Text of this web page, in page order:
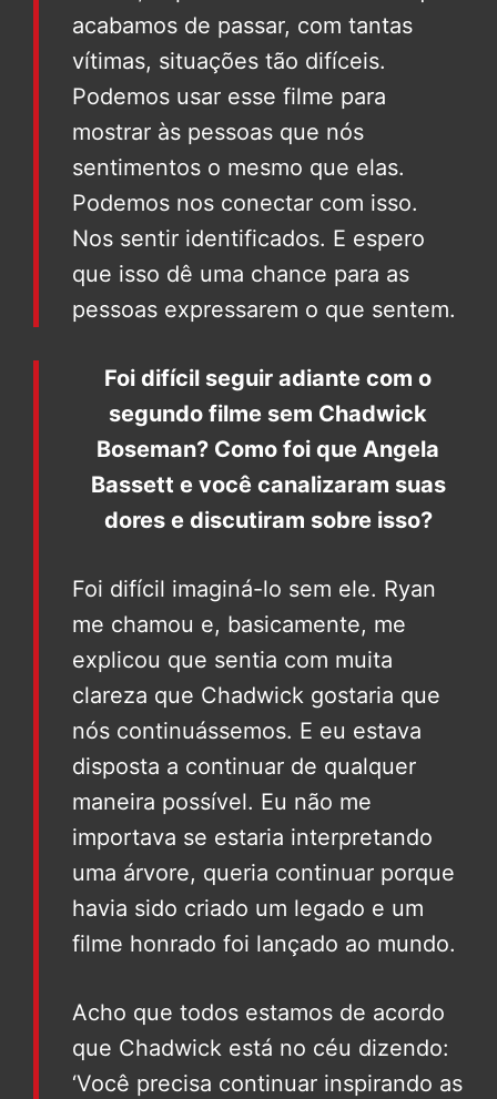
acabamos de passar, com tantas
vítimas, situações tão difíceis.
Podemos usar esse filme para
mostrar às pessoas que nós
sentimentos o mesmo que elas.
Podemos nos conectar com isso.
Nos sentir identificados. E espero
que isso dê uma chance para as
pessoas expressarem o que sentem.
Foi difícil seguir adiante com o
segundo filme sem Chadwick
Boseman? Como foi que Angela
Bassett e você canalizaram suas
dores e discutiram sobre isso?
Foi difícil imaginá-lo sem ele. Ryan
me chamou e, basicamente, me
explicou que sentia com muita
clareza que Chadwick gostaria que
nós continuássemos. E eu estava
disposta a continuar de qualquer
maneira possível. Eu não me
importava se estaria interpretando
uma árvore, queria continuar porque
havia sido criado um legado e um
filme honrado foi lançado ao mundo.
Acho que todos estamos de acordo
que Chadwick está no céu dizendo:
‘Você precisa continuar inspirando as